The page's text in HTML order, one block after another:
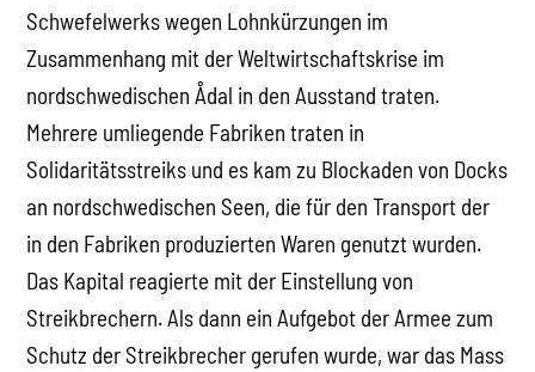
Schwefelwerks wegen Lohnkürzungen im
Zusammenhang mit der Weltwirtschaftskrise im
nordschwedischen Ådal in den Ausstand traten.
Mehrere umliegende Fabriken traten in
Solidaritätsstreiks und es kam zu Blockaden von Docks
an nordschwedischen Seen, die für den Transport der
in den Fabriken produzierten Waren genutzt wurden.
Das Kapital reagierte mit der Einstellung von
Streikbrechern. Als dann ein Aufgebot der Armee zum
Schutz der Streikbrecher gerufen wurde, war das Mass